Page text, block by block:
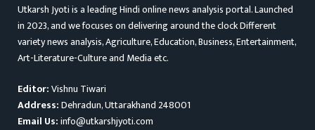
Utkarsh Jyoti is a leading Hindi online news analysis portal. Launched
in 2023, and we focuses on delivering around the clock Different
variety news analysis, Agriculture, Education, Business, Entertainment,
Art-Literature-Culture and Media etc.
Editor:Vishnu Tiwari
Address:Dehradun, Uttarakhand 248001
Email Us:info@utkarshjyoti.com